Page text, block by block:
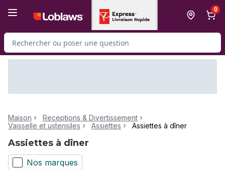
0
Rechercher des produits
Maison
Receptions & Divertissement
Vaisselle et ustensiles
Assiettes Assiettes à dîner
Assiettes à dîner
Nos marques